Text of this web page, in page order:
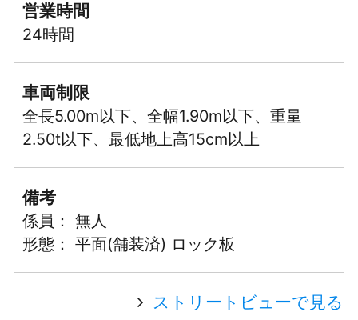
営業時間
24時間
車両制限
全長5.00m以下、全幅1.90m以下、重量
2.50t以下、最低地上高15cm以上
備考
係員： 無人
形態： 平面(舗装済) ロック板
ストリートビューで見る